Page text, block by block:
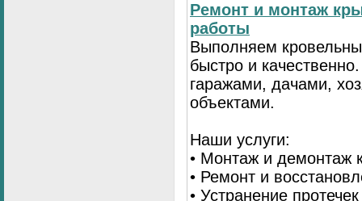
Ремонт и монтаж
работы
Выполняем
быстро и
гаражами, дачами,
объектами.
Наши услуги:
• Монтаж и демонтаж
• Ремонт и
• Устранение протечек